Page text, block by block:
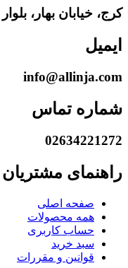
کرج، خیابان بهار،
ایمیل
info@allinja.com
شماره تماس
02634221272
راهنمای مشتریان
صفحه اصلی
همه محصولات
حساب کاربری
سبد خرید
قوانین و مقررات